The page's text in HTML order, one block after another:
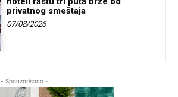
privatnog smeštaja
07/08/2026
- Sponzorisano -